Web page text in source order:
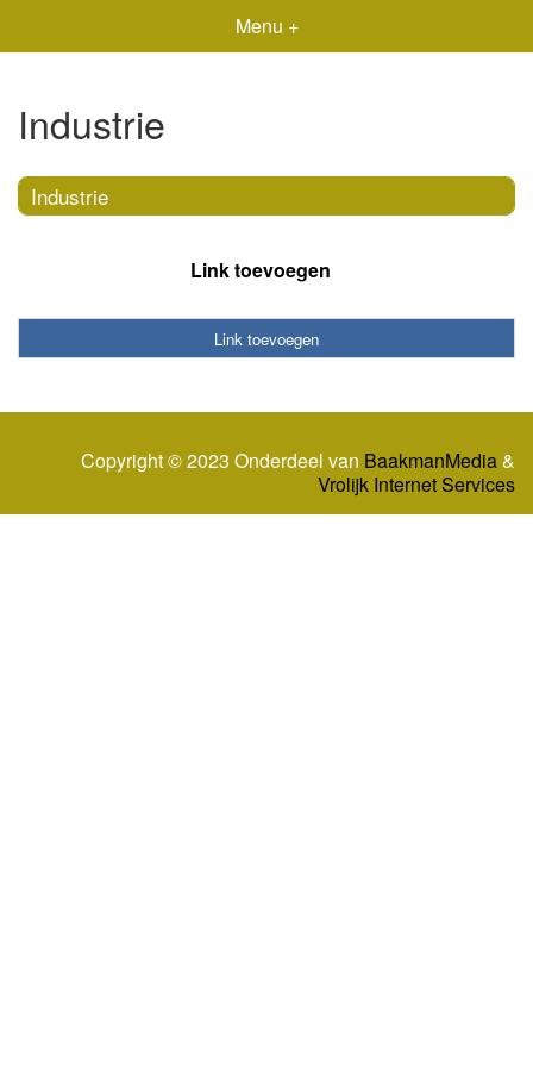
Menu +
Industrie
Industrie
Link toevoegen
Link toevoegen
Copyright © 2023 Onderdeel van BaakmanMedia&
Vrolijk Internet Services